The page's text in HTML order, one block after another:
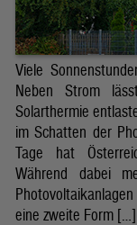
Viele
Neben Strom
Solarthermie
im Schatten der
Tage hat
Während dabei
eine zweite Form […]